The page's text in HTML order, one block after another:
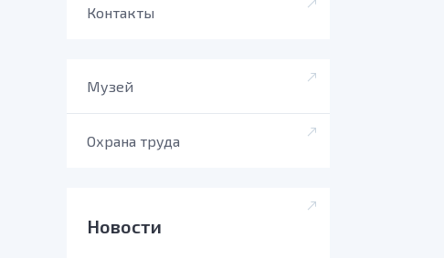
Контакты
Музей
Охрана труда
Новости